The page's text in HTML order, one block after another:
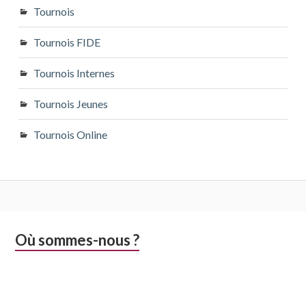
Tournois
Tournois FIDE
Tournois Internes
Tournois Jeunes
Tournois Online
Colonne
Où sommes-nous ?